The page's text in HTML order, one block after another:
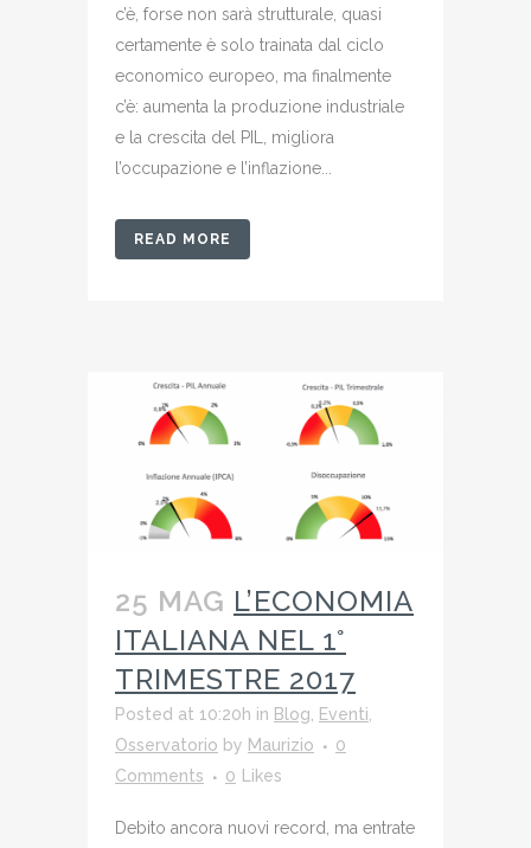
c’è, forse non sarà strutturale, quasi
certamente è solo trainata dal ciclo
economico europeo, ma finalmente
c’è: aumenta la produzione industriale
e la crescita del PIL, migliora
l’occupazione e l’inflazione...
READ MORE
25 MAG L’ECONOMIA
ITALIANA NEL 1°
TRIMESTRE 2017
Posted at 10:20h in Blog, Eventi,
Osservatorio by Maurizio
0
Comments
0 Likes
Debito ancora nuovi record, ma entrate